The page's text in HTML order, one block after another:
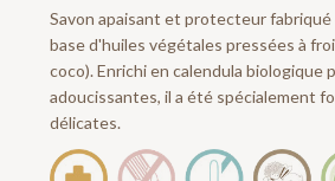
Savon apaisant et protecteur
base d'huiles végétales pressées à
coco). Enrichi en calendula
adoucissantes, il a été spécialement
délicates.